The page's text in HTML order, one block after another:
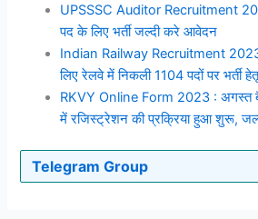
UPSSSC Auditor Recruitment
पद के लिए भर्ती जल्दी करे आवेदन
Indian Railway Recruitment 2023
लिए रेलवे में निकली 1104 पदों पर भर्ती
RKVY Online Form 2023 : अगस्त
में रजिस्ट्रेशन की प्रक्रिया हुआ शुरू,
Telegram Group